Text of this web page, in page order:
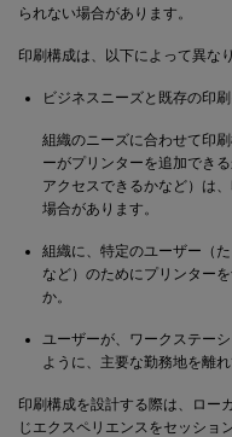
られない場合があります。
印刷構成は、以下によって異なり
ビジネスニーズと既存の印
組織のニーズに合わせて印
ーがプリンターを追加でき
アクセスできるかなど）は
場合があります。
組織に、特定のユーザー（
など）のためにプリンター
か。
ユーザーが、ワークステー
ように、主要な勤務地を離
印刷構成を設計する際は、ロー
じエクスペリエンスをセッショ